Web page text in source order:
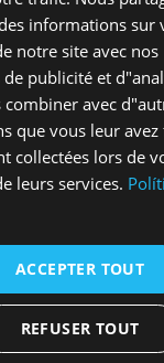
plans ouà
‘élinguesà votre
aux roches
ouglissez.
votre
qui pourraient
rochers ou dans
Sans vouloir
ez-vousbeaucoup
d’évacuation (s’il
– certains des
informations sur
notre site avec nos
publicité et
combiner avec
que vous leur
collectées lors de
leurs services.
ACCEPTER TOUT
REFUSER TOUT